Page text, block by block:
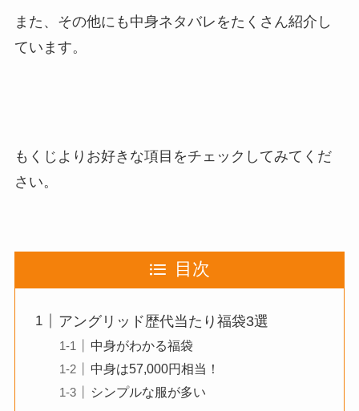
また、その他にも 中身ネタバレをたくさん紹介 し
ています。
もくじよりお好きな項目をチェックしてみてくだ
さい。
目次
アングリッド歴代当たり福袋3選
中身がわかる福袋
中身は57,000円相当！
シンプルな服が多い